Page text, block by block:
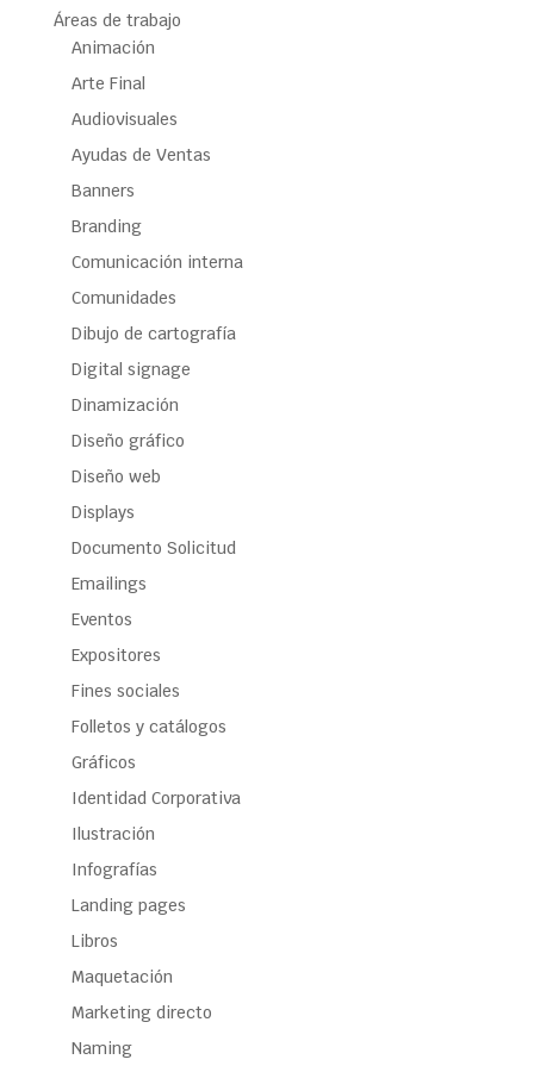
Áreas de trabajo
Animación
Arte Final
Audiovisuales
Ayudas de Ventas
Banners
Branding
Comunicación interna
Comunidades
Dibujo de cartografía
Digital signage
Dinamización
Diseño gráfico
Diseño web
Displays
Documento Solicitud
Emailings
Eventos
Expositores
Fines sociales
Folletos y catálogos
Gráficos
Identidad Corporativa
Ilustración
Infografías
Landing pages
Libros
Maquetación
Marketing directo
Naming